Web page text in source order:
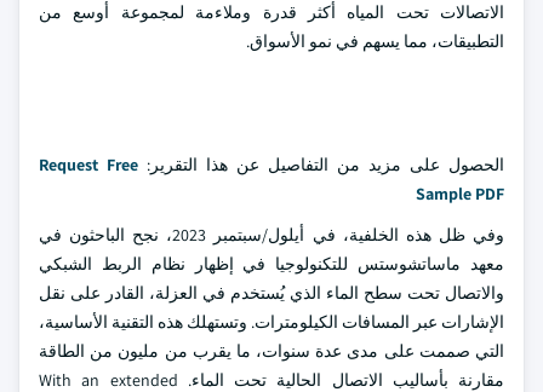
الاتصالات تحت المياه أكثر قدرة وملاءمة لمجموعة أوسع من
التطبيقات، مما يسهم في نمو الأسواق.
الحصول على مزيد من التفاصيل عن هذا التقرير: Request Free
Sample PDF
وفي ظل هذه الخلفية، في أيلول/سبتمبر 2023، نجح الباحثون في
معهد ماساتشوستس للتكنولوجيا في إظهار نظام الربط الشبكي
والاتصال تحت سطح الماء الذي يُستخدم في العزلة، القادر على نقل
الإشارات عبر المسافات الكيلومترات. وتستهلك هذه التقنية الأساسية،
التي صممت على مدى عدة سنوات، ما يقرب من مليون من الطاقة
مقارنة بأساليب الاتصال الحالية تحت الماء. With an extended